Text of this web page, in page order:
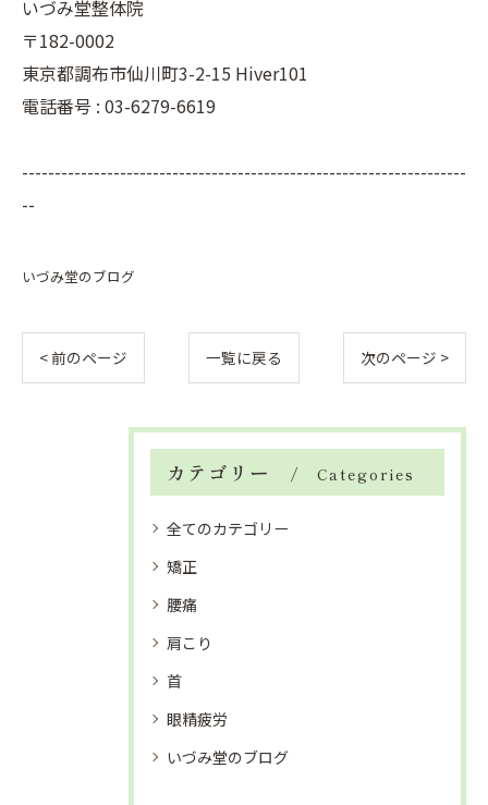
いづみ堂整体院
〒182-0002
東京都調布市仙川町3-2-15 Hiver101
電話番号 : 03-6279-6619
--------------------------------------------------------------------
--
いづみ堂のブログ
< 前のページ 一覧に戻る 次のページ >
カテゴリー Categories
全てのカテゴリー
矯正
腰痛
肩こり
首
眼精疲労
いづみ堂のブログ